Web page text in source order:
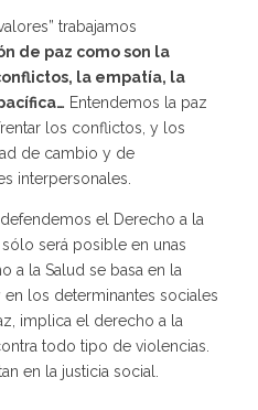
trabajamos
de paz como son la
la empatía, la
Entendemos la paz
los conflictos, y los
de cambio y de
interpersonales.
el Derecho a la
será posible en unas
a la Salud se basa en la
los determinantes sociales
implica el derecho a la
todo tipo de violencias.
en la justicia social.